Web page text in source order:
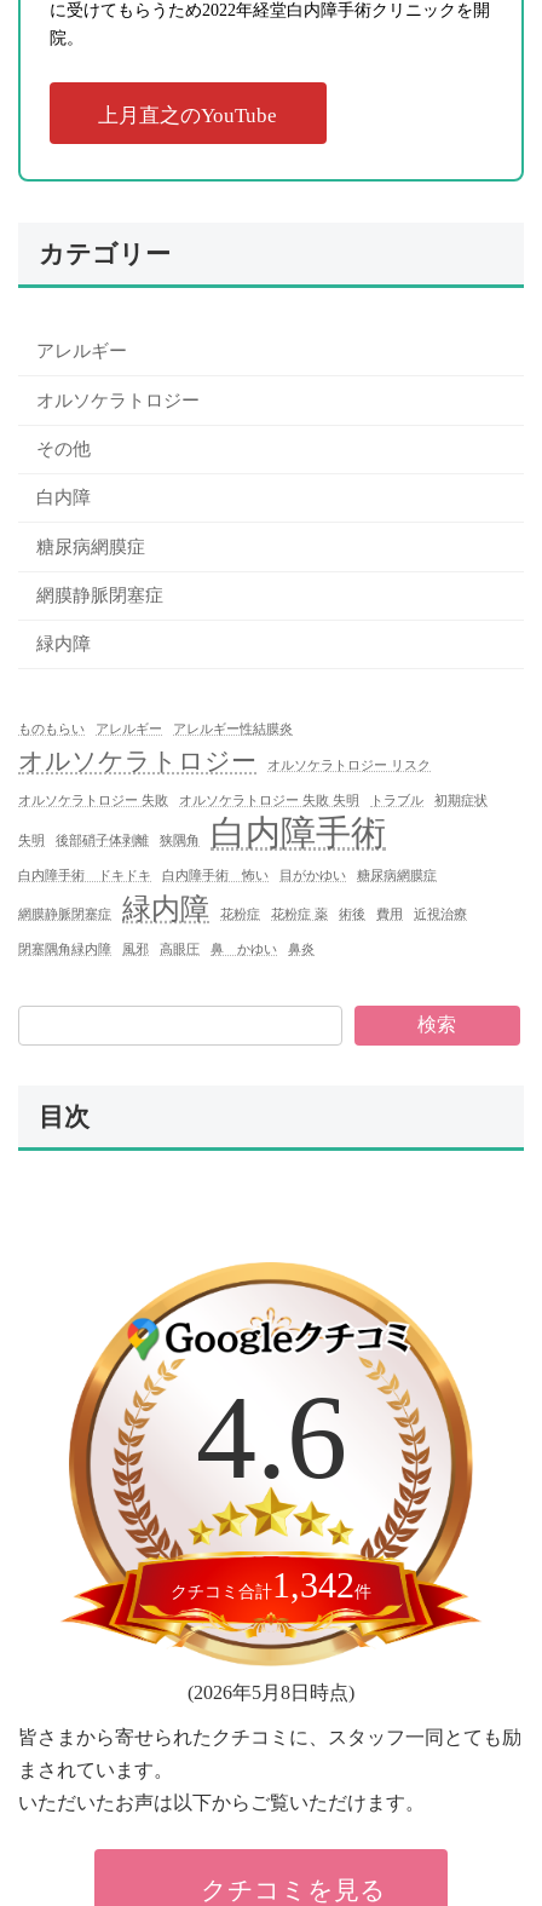
に受けてもらうため2022年経堂白内障手術クリニックを開
院。
上月直之のYouTube
カテゴリー
アレルギー
オルソケラトロジー
その他
白内障
糖尿病網膜症
網膜静脈閉塞症
緑内障
ものもらい アレルギー アレルギー性結膜炎
オルソケラトロジー オルソケラトロジー リスク
オルソケラトロジー 失敗 オルソケラトロジー 失敗 失明 トラブル 初期症状
失明 後部硝子体剥離 狭隅角 白内障手術
白内障手術 ドキドキ 白内障手術 怖い 目がかゆい 糖尿病網膜症
網膜静脈閉塞症 緑内障 花粉症 花粉症 薬 術後 費用 近視治療
閉塞隅角緑内障 風邪 高眼圧 鼻 かゆい 鼻炎
検索
目次
4.6
クチコミ合計1,342件
リ
ン
ク
(2026年5月8日時点)
皆さまから寄せられたクチコミに、スタッフ一同とても励
まされています。
いただいたお声は以下からご覧いただけます。
クチコミを見る